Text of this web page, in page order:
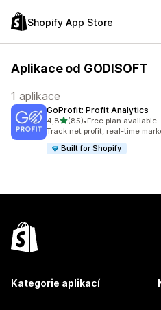
Shopify App Store
Aplikace od GODISOFT
1 aplikace
GoProfit: Profit Analytics
4,8z 5 hvězd
(85)
Celkový počet recenzí: 85
•Free plan available
Track net profit, real-time
Built for Shopify
Kategorie aplikací